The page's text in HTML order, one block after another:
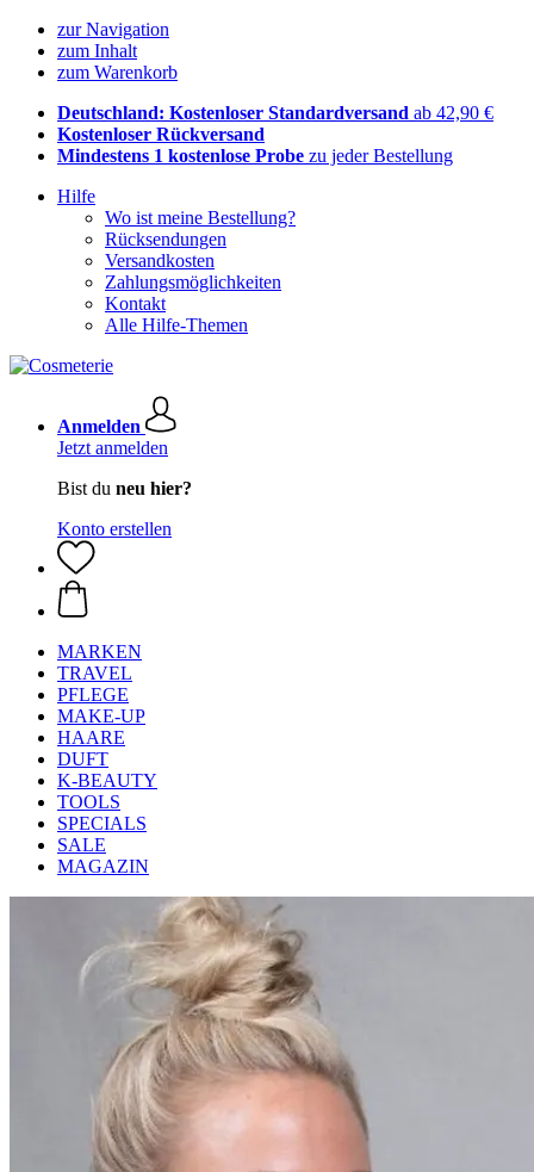
zur Navigation
zum Inhalt
zum Warenkorb
Deutschland: Kostenloser Standardversand ab 42,90 €
Kostenloser Rückversand
Mindestens 1 kostenlose Probe zu jeder Bestellung
Hilfe
Wo ist meine Bestellung?
Rücksendungen
Versandkosten
Zahlungsmöglichkeiten
Kontakt
Alle Hilfe-Themen
Anmelden
Jetzt anmelden
Bist du neu hier?
Konto erstellen
MARKEN
TRAVEL
PFLEGE
MAKE-UP
HAARE
DUFT
K-BEAUTY
TOOLS
SPECIALS
SALE
MAGAZIN